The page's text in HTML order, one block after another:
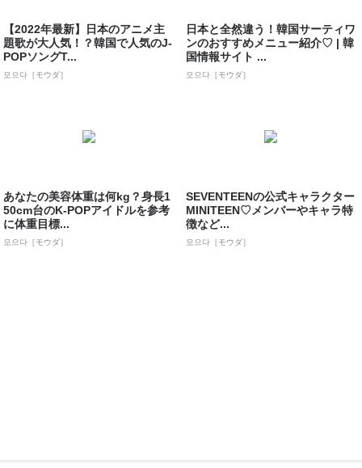
【2022年最新】日本のアニメ主
題歌が大人気！？韓国で人気のJ-
POPソングT...
모으다［モウダ］
日本と全然違う！韓国サーティワ
ンのおすすめメニュー紹介♡ | 韓
国情報サイト ...
모으다［モウダ］
あなたの美容体重は何kg？身長1
50cm台のK-POPアイドルを参考
に体重目標...
모으다［モウダ］
SEVENTEENの公式キャラクター
MINITEEN♡メンバーやキャラ特
徴など...
모으다［モウダ］